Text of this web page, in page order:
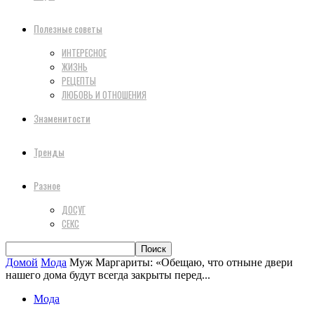
Полезные советы
ИНТЕРЕСНОЕ
ЖИЗНЬ
РЕЦЕПТЫ
ЛЮБОВЬ И ОТНОШЕНИЯ
Знаменитости
Тренды
Разное
ДОСУГ
СЕКС
Домой Мода Муж Маргариты: «Обещаю, что отныне двери
нашего дома будут всегда закрыты перед...
Мода